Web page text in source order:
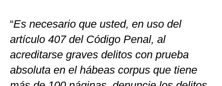
“Es necesario que usted, en uso del
artículo 407 del Código Penal, al
acreditarse graves delitos con prueba
absoluta en el hábeas corpus que tiene